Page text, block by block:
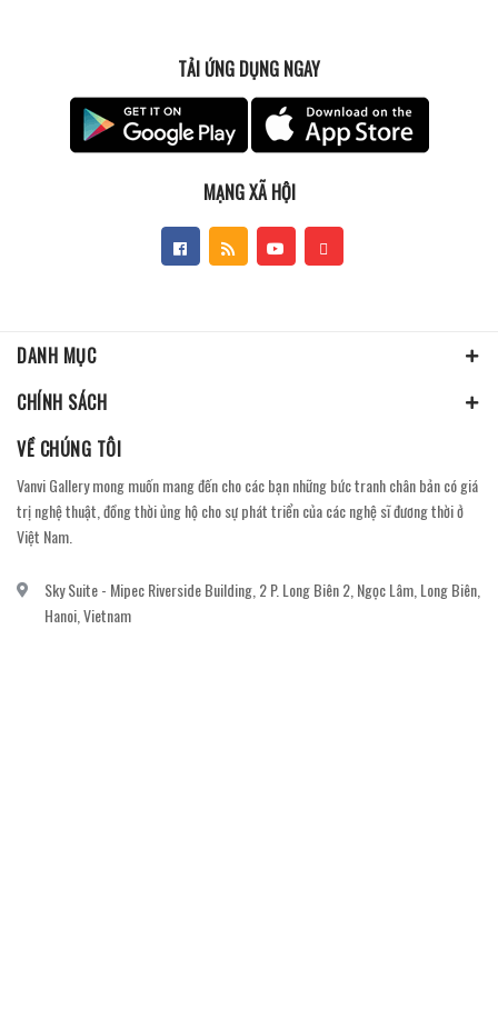
TẢI ỨNG DỤNG NGAY
MẠNG XÃ HỘI
DANH MỤC
CHÍNH SÁCH
VỀ CHÚNG TÔI
Vanvi Gallery mong muốn mang đến cho các bạn những bức tranh chân bản có giá
trị nghệ thuật, đồng thời ủng hộ cho sự phát triển của các nghệ sĩ đương thời ở
Việt Nam.
Sky Suite - Mipec Riverside Building, 2 P. Long Biên 2, Ngọc Lâm, Long Biên,
Hanoi, Vietnam